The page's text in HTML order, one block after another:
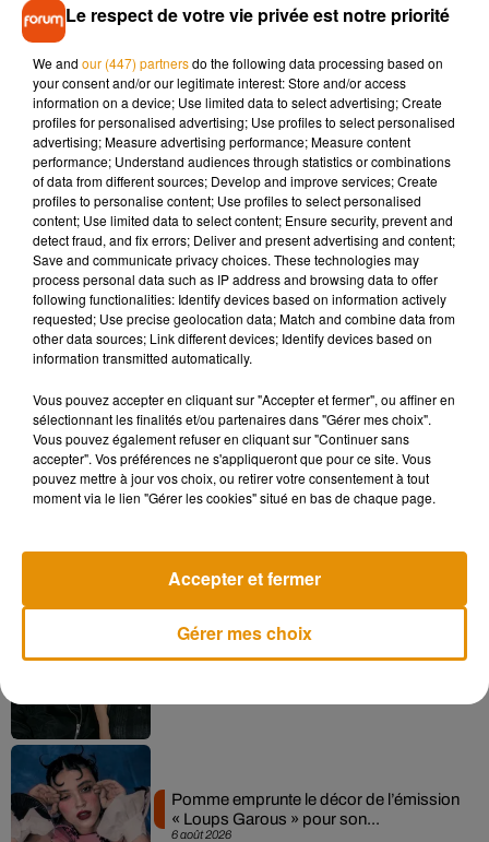
Images avecLes démons de minuit !
Cet élément est masqué compte-tenu du refus du
dépôt de cookies que vous avez exprimé. Si vous
souhaitez l'afficher, merci de nous donner votre accord
en cliquant sur le bouton ci-dessous.
Afficher l'élément
Rendez-vous tous les matins avec Lionel et Nathalie sur
Forum pour découvrir l'histoire du "Collector du jour".
Musique
Madonna sort enfin le remix de « Love
Angèle et Amélie Lens dévoilent leur
6 août 2026
Pomme emprunte le décor de l’émission
« Loups Garous » pour son...
Le respect de votre vie privée est notre priorité
We and our (447) partnersdo the following data processing based on
your consent and/or our legitimate interest: Store and/or access
information on a device; Use limited data to select advertising; Create
profiles for personalised advertising; Use profiles to select personalised
advertising; Measure advertising performance; Measure content
performance; Understand audiences through statistics or combinations
of data from different sources; Develop and improve services; Create
profiles to personalise content; Use profiles to select personalised
content; Use limited data to select content; Ensure security, prevent and
detect fraud, and fix errors; Deliver and present advertising and content;
Save and communicate privacy choices. These technologies may
process personal data such as IP address and browsing data to offer
following functionalities: Identify devices based on information actively
requested; Use precise geolocation data; Match and combine data from
other data sources; Link different devices; Identify devices based on
information transmitted automatically.
Vous pouvez accepter en cliquant sur "Accepter et fermer", ou affiner en
sélectionnant les finalités et/ou partenaires dans "Gérer mes choix".
Vous pouvez également refuser en cliquant sur "Continuer sans
accepter". Vos préférences ne s'appliqueront que pour ce site. Vous
pouvez mettre à jour vos choix, ou retirer votre consentement à tout
moment via le lien "Gérer les cookies" situé en bas de chaque page.
Gérer mes choix
Accepter et fermer